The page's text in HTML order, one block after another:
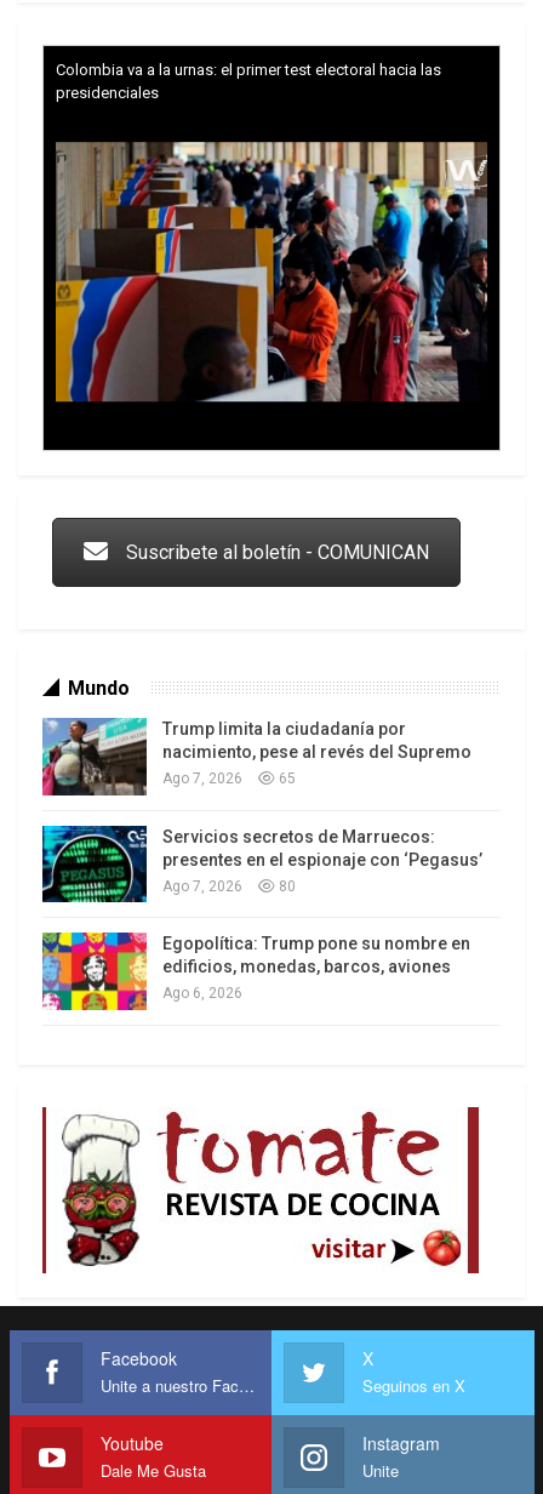
Colombia va a la urnas: el primer test electoral hacia las
presidenciales
Los latinos le van dando la espalda a Trump
Suscribete al boletín - COMUNICAN
Mundo
Trump limita la ciudadanía por
nacimiento, pese al revés del Supremo
Ago 7, 2026 65
Servicios secretos de Marruecos:
presentes en el espionaje con ‘Pegasus’
Ago 7, 2026 80
Egopolítica: Trump pone su nombre en
edificios, monedas, barcos, aviones
Ago 6, 2026
Facebook
Unite a nuestro Facebook
X
Seguinos en X
Youtube
Dale Me Gusta
Instagram
Unite